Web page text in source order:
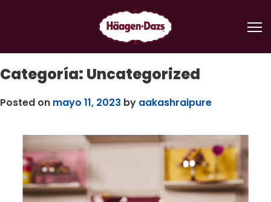
Categoría: Uncategorized
Posted on mayo 11, 2023 by aakashraipure